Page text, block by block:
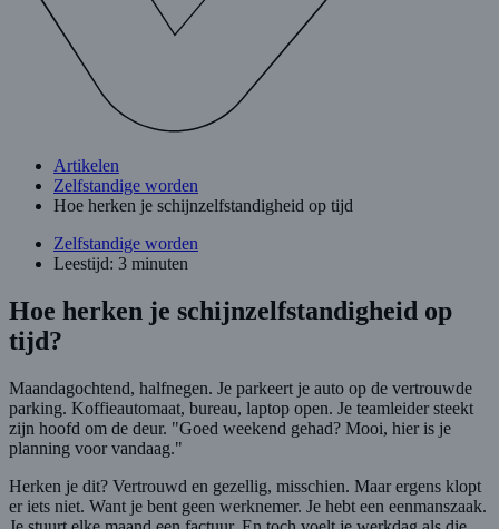
Artikelen
Zelfstandige worden
Hoe herken je schijnzelfstandigheid op tijd
Zelfstandige worden
Leestijd: 3 minuten
Hoe herken je schijnzelfstandigheid op
tijd?
Maandagochtend, halfnegen. Je parkeert je auto op de vertrouwde
parking. Koffieautomaat, bureau, laptop open. Je teamleider steekt
zijn hoofd om de deur. "Goed weekend gehad? Mooi, hier is je
planning voor vandaag."
Herken je dit? Vertrouwd en gezellig, misschien. Maar ergens klopt
er iets niet. Want je bent geen werknemer. Je hebt een eenmanszaak.